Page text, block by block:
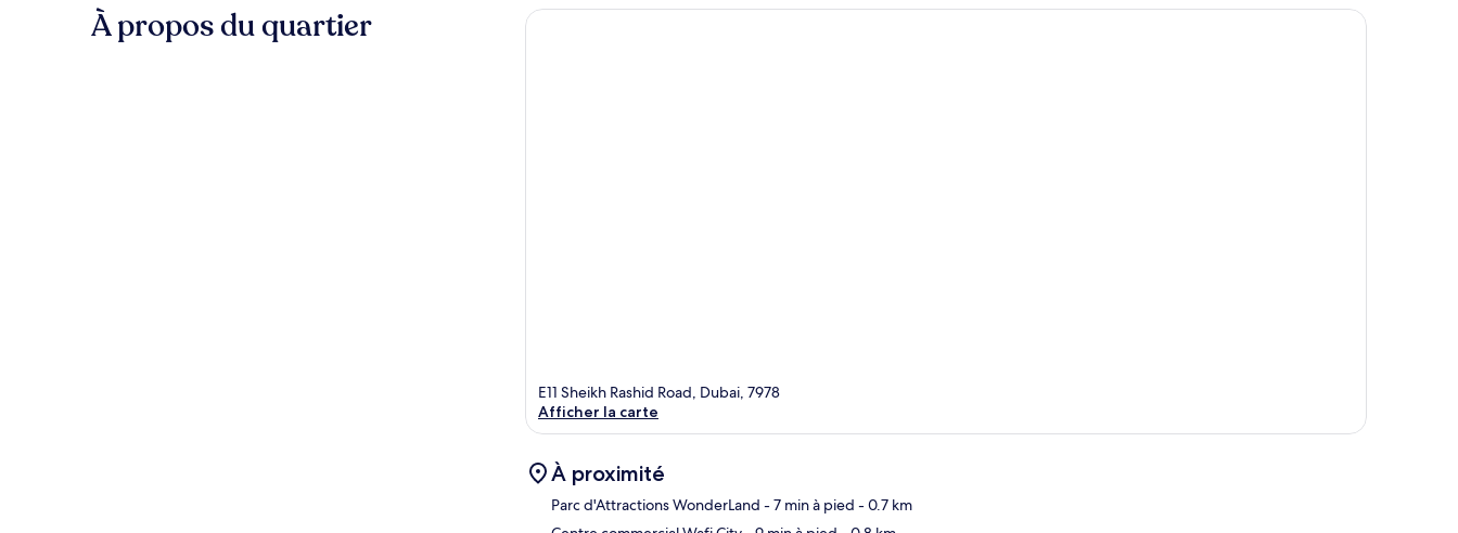
À propos du quartier
E11 Sheikh Rashid Road, Dubai, 7978
Afficher la carte
À proximité
Parc d'Attractions WonderLand - 7 min à pied - 0.7 km